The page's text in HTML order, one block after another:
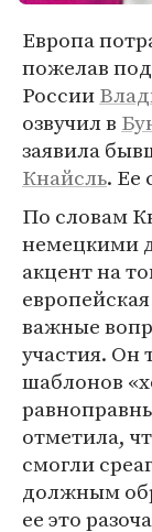
Европа
пожелав
России
озвучил в
заявила
Кнайсль. Ее
По словам
немецкими
акцент на
важные
участия. Он
шаблонов
отметила,
смогли
должным
ее это